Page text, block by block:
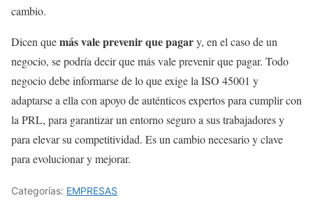
cambio.
Dicen quemás vale prevenir que pagary, en el caso de un
negocio, se podría decir que más vale prevenir que pagar. Todo
negocio debe informarse de lo que exige la ISO 45001 y
adaptarse a ella con apoyo de auténticos expertos para cumplir con
la PRL, para garantizar un entorno seguro a sus trabajadores y
para elevar su competitividad. Es un cambio necesario y clave
para evolucionar y mejorar.
Categorías: EMPRESAS